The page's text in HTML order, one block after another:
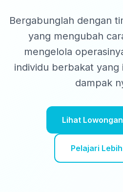
Bergabunglah dengan
yang mengubah
mengelola
individu berbakat yang
dampak
Lihat
Pelajari